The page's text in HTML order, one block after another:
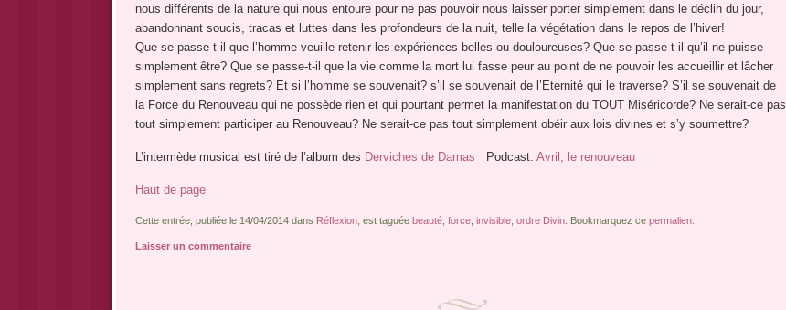
nous différents de la nature qui nous entoure pour ne pas pouvoir nous laisser porter simplement dans le déclin du jour,
abandonnant soucis, tracas et luttes dans les profondeurs de la nuit, telle la végétation dans le repos de l’hiver!
Que se passe-t-il que l’homme veuille retenir les expériences belles ou douloureuses? Que se passe-t-il qu’il ne puisse
simplement être? Que se passe-t-il que la vie comme la mort lui fasse peur au point de ne pouvoir les accueillir et lâcher
simplement sans regrets? Et si l’homme se souvenait? s’il se souvenait de l’Eternité qui le traverse? S’il se souvenait de
la Force du Renouveau qui ne possède rien et qui pourtant permet la manifestation du TOUT Miséricorde? Ne serait-ce pas
tout simplement participer au Renouveau? Ne serait-ce pas tout simplement obéir aux lois divines et s’y soumettre?
L’intermède musical est tiré de l’album des Derviches de Damas Podcast: Avril, le renouveau
Haut de page
Cette entrée, publiée le 14/04/2014 dans Réflexion, est taguée beauté, force, invisible, ordre Divin. Bookmarquez ce permalien.
Laisser un commentaire